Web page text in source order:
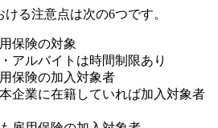
る注意点は次の6つです。
保険の対象
アルバイトは時間制限あり
保険の加入対象者
企業に在籍していれば加入対象者